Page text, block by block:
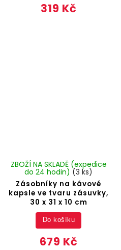
319 Kč
Zásobníky na kávové
kapsle ve tvaru zásuvky,
30 x 31 x 10 cm
ZBOŽÍ NA SKLADĚ (expedice
do 24 hodin) (3 ks)
679 Kč
Do košíku